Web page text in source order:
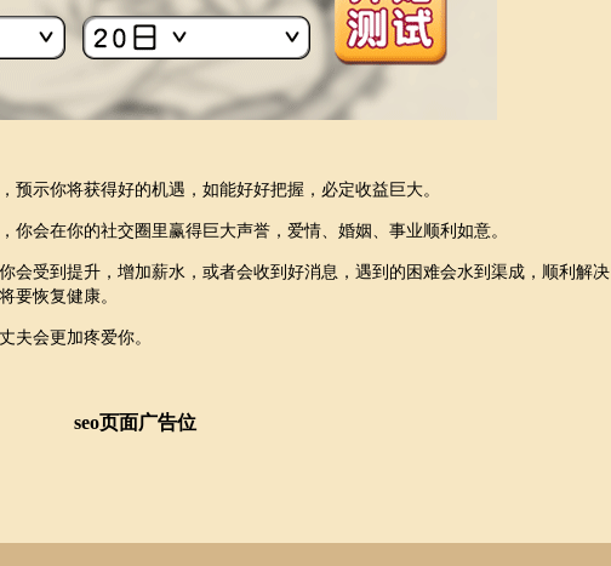
示你将获得好的机遇，如能好好把握，必定收益巨大。
会在你的社交圈里赢得巨大声誉，爱情、婚姻、事业顺利如意。
会受到提升，增加薪水，或者会收到好消息，遇到的困难会水到渠成，顺利解
要恢复健康。
夫会更加疼爱你。
seo页面广告位